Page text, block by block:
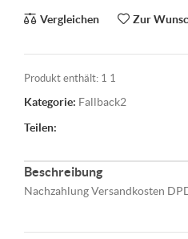
Vergleichen Zur
Produkt enthält: 1 1
Kategorie: Fallback2
Teilen:
Beschreibung
Nachzahlung Versandkosten